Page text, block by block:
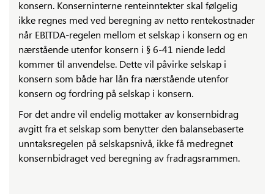
konsern. Konserninterne renteinntekter skal følgelig
ikke regnes med ved beregning av netto rentekostnader
når EBITDA-regelen mellom et selskap i konsern og en
nærstående utenfor konsern i § 6-41 niende ledd
kommer til anvendelse. Dette vil påvirke selskap i
konsern som både har lån fra nærstående utenfor
konsern og fordring på selskap i konsern.
For det andre vil endelig mottaker av konsernbidrag
avgitt fra et selskap som benytter den balansebaserte
unntaksregelen på selskapsnivå, ikke få medregnet
konsernbidraget ved beregning av fradragsrammen.